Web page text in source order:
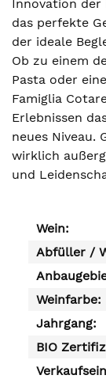
Innovation der
das perfekte
der ideale
Ob zu einem
Pasta oder
Famiglia
Erlebnissen
neues Niveau.
wirklich
und
Wein:
Abfüller /
Weinfarbe:
Jahrgang:
BIO